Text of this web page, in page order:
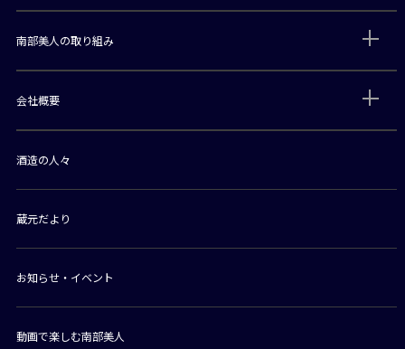
南部美人の取り組み
会社概要
酒造の人々
蔵元だより
お知らせ・イベント
動画で楽しむ南部美人